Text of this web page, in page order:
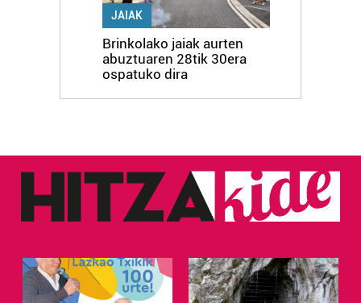
JAIAK
Brinkolako jaiak aurten
abuztuaren 28tik 30era
ospatuko dira